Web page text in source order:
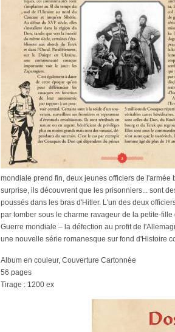
mondiale prend fin, deux jeunes officiers de l'armée
surprise, ils découvrent que les prisonniers... sont
poussés dans les bras d'Hitler. L'un des deux
par tomber sous le charme ravageur de la petite-
Guerre mondiale – la défection au profit de
une nouvelle série romanesque sur fond d'Histoire
Album en couleur, Couverture Cartonnée
56 pages
Tirage : 1200 ex